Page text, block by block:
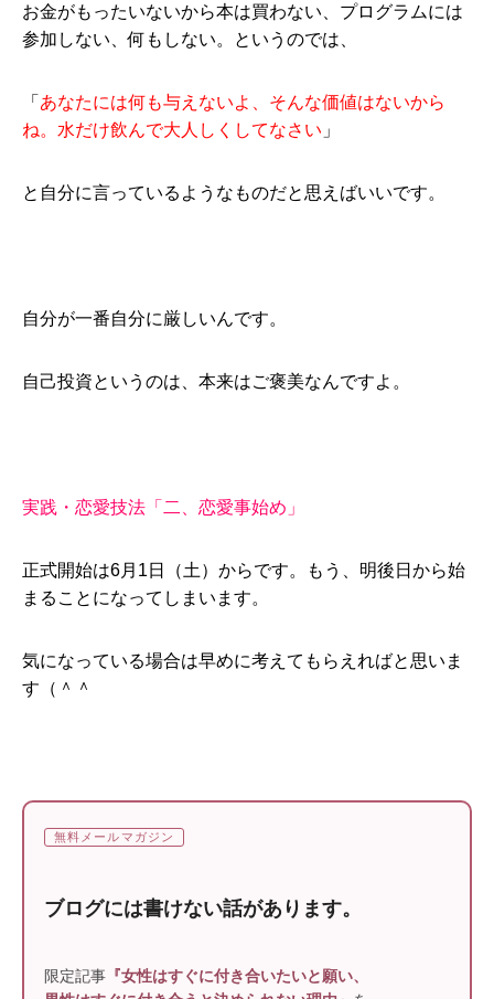
お金がもったいないから本は買わない、プログラムには
参加しない、何もしない。というのでは、
「 あなたには何も与えないよ、そんな価値はないから
ね。水だけ飲んで大人しくしてなさい 」
と自分に言っているようなものだと思えばいいです。
自分が一番自分に厳しいんです。
自己投資というのは、本来はご褒美なんですよ。
実践・恋愛技法「二、恋愛事始め」
正式開始は6月1日（土）からです。もう、明後日から始
まることになってしまいます。
気になっている場合は早めに考えてもらえればと思いま
す（＾＾
無料メールマガジン
ブログには書けない話があります。
限定記事 『女性はすぐに付き合いたいと願い、